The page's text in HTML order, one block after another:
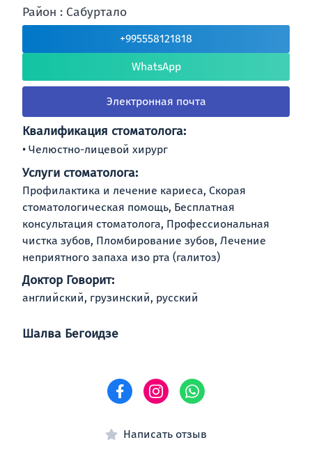
Район : Сабуртало
+995558121818
WhatsApp
Электронная почта
Квалификация стоматолога:
Челюстно-лицевой хирург
Услуги стоматолога:
Профилактика и лечение кариеса, Скорая
стоматологическая помощь, Бесплатная
консультация стоматолога, Профессиональная
чистка зубов, Пломбирование зубов, Лечение
неприятного запаха изо рта (галитоз)
Доктор Говорит:
английский, грузинский, русский
Шалва Бегоидзе
Написать отзыв